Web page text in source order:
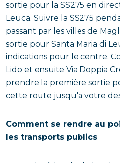
sortie pour la SS275 en
Leuca. Suivre la SS275
passant par les villes de
sortie pour Santa Maria di
indications pour le centre.
Lido et ensuite Via Doppia
prendre la première sortie
cette route jusqu'à votre
Comment se rendre au
les transports publics